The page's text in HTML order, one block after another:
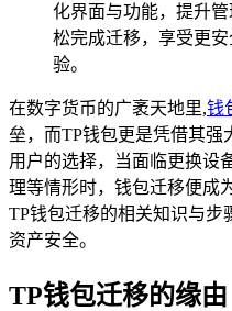
化界面与功能，提升
松完成迁移，享受更
验。
在数字货币的广袤天地里,钱
垒，而TP钱包更是凭借其
用户的选择，当面临更换设
理等情形时，钱包迁移便成
TP钱包迁移的相关知识与步
资产安全。
TP钱包迁移的缘由